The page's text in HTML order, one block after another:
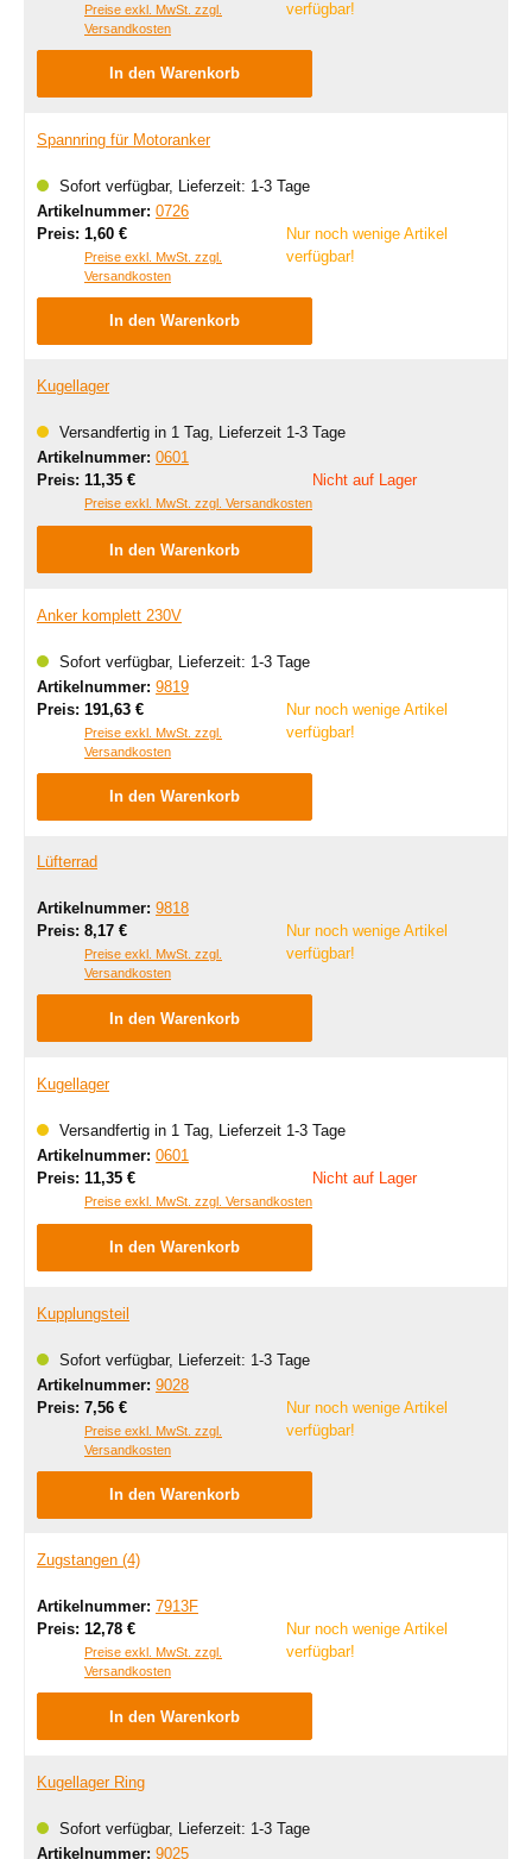
Preise exkl. MwSt. zzgl.
Versandkosten
verfügbar!
In den Warenkorb
Spannring für Motoranker
Sofort verfügbar, Lieferzeit: 1-3 Tage
Artikelnummer: 0726
Preis: Regulärer Preis:
1,60 €
Preise exkl. MwSt. zzgl.
Versandkosten
Nur noch wenige Artikel
verfügbar!
In den Warenkorb
Kugellager
Versandfertig in 1 Tag, Lieferzeit 1-3 Tage
Artikelnummer: 0601
Preis: Regulärer Preis:
11,35 €
Preise exkl. MwSt. zzgl. Versandkosten
Nicht auf Lager
In den Warenkorb
Anker komplett 230V
Sofort verfügbar, Lieferzeit: 1-3 Tage
Artikelnummer: 9819
Preis: Regulärer Preis:
191,63 €
Preise exkl. MwSt. zzgl.
Versandkosten
Nur noch wenige Artikel
verfügbar!
In den Warenkorb
Lüfterrad
Artikelnummer: 9818
Preis: Regulärer Preis:
8,17 €
Preise exkl. MwSt. zzgl.
Versandkosten
Nur noch wenige Artikel
verfügbar!
In den Warenkorb
Kugellager
Versandfertig in 1 Tag, Lieferzeit 1-3 Tage
Artikelnummer: 0601
Preis: Regulärer Preis:
11,35 €
Preise exkl. MwSt. zzgl. Versandkosten
Nicht auf Lager
In den Warenkorb
Kupplungsteil
Sofort verfügbar, Lieferzeit: 1-3 Tage
Artikelnummer: 9028
Preis: Regulärer Preis:
7,56 €
Preise exkl. MwSt. zzgl.
Versandkosten
Nur noch wenige Artikel
verfügbar!
In den Warenkorb
Zugstangen (4)
Artikelnummer: 7913F
Preis: Regulärer Preis:
12,78 €
Preise exkl. MwSt. zzgl.
Versandkosten
Nur noch wenige Artikel
verfügbar!
In den Warenkorb
Kugellager Ring
Sofort verfügbar, Lieferzeit: 1-3 Tage
Artikelnummer: 9025